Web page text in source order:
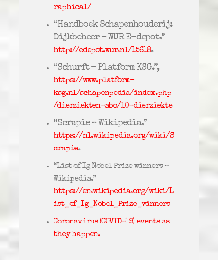
raphical/
“Handboek Schapenhouderij:
Dijkbeheer – WUR E-depot.”
http://edepot.wur.nl/15618.
“Schurft – Platform KSG.”,
https://www.platform-
ksg.nl/schapenpedia/index.php
/dierziekten-abc/10-dierziekte
“Scrapie – Wikipedia.”
https://nl.wikipedia.org/wiki/S
crapie.
“List of Ig Nobel Prize winners –
Wikipedia.”
https://en.wikipedia.org/wiki/L
ist_of_Ig_Nobel_Prize_winners
Coronavirus (COVID-19) events as
they happen.